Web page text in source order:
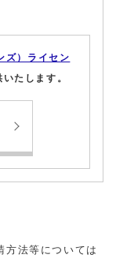
ズ）ライセン
たします。
方法等については